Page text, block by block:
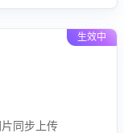
生效中
同步上传